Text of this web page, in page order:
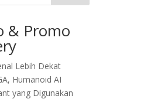
& Promo
Lebih Dekat
Humanoid AI
yang Digunakan